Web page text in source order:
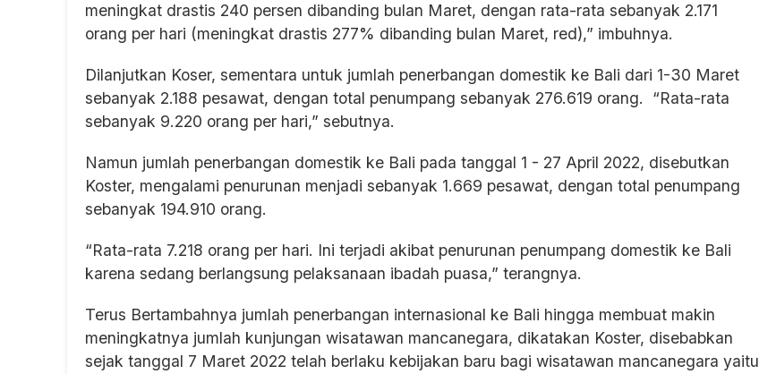
meningkat drastis 240 persen dibanding bulan Maret, dengan rata-rata sebanyak 2.171
orang per hari (meningkat drastis 277% dibanding bulan Maret, red),” imbuhnya.
Dilanjutkan Koser, sementara untuk jumlah penerbangan domestik ke Bali dari 1-30 Maret
sebanyak 2.188 pesawat, dengan total penumpang sebanyak 276.619 orang. “Rata-rata
sebanyak 9.220 orang per hari,” sebutnya.
Namun jumlah penerbangan domestik ke Bali pada tanggal 1 - 27 April 2022, disebutkan
Koster, mengalami penurunan menjadi sebanyak 1.669 pesawat, dengan total penumpang
sebanyak 194.910 orang.
“Rata-rata 7.218 orang per hari. Ini terjadi akibat penurunan penumpang domestik ke Bali
karena sedang berlangsung pelaksanaan ibadah puasa,” terangnya.
Terus Bertambahnya jumlah penerbangan internasional ke Bali hingga membuat makin
meningkatnya jumlah kunjungan wisatawan mancanegara, dikatakan Koster, disebabkan
sejak tanggal 7 Maret 2022 telah berlaku kebijakan baru bagi wisatawan mancanegara yaitu